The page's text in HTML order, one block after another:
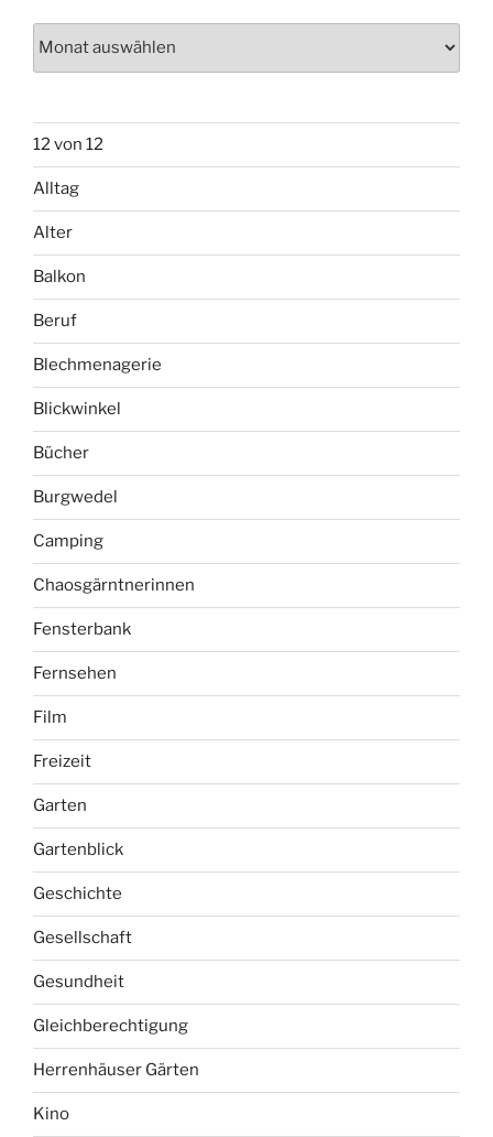
Archiv
12 von 12
Alltag
Alter
Balkon
Beruf
Blechmenagerie
Blickwinkel
Bücher
Burgwedel
Camping
Chaosgärntnerinnen
Fensterbank
Fernsehen
Film
Freizeit
Garten
Gartenblick
Geschichte
Gesellschaft
Gesundheit
Gleichberechtigung
Herrenhäuser Gärten
Kino